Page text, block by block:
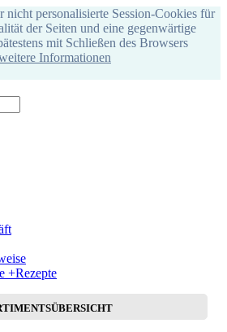
nicht personalisierte Session-Cookies für
der Seiten und eine gegenwärtige
mit Schließen des Browsers
Informationen
+Rezepte